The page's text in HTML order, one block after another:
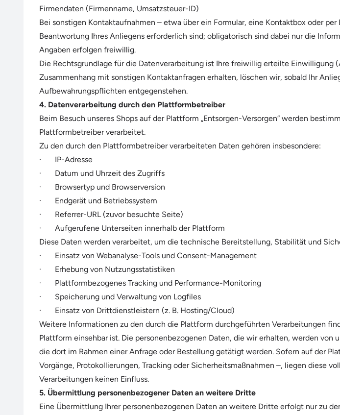
Firmendaten (Firmenname, Umsatzsteuer-ID)
Bei sonstigen Kontaktaufnahmen – etwa über ein Formular, eine Kontaktbox oder
Beantwortung Ihres Anliegens erforderlich sind; obligatorisch sind dabei nur die
Angaben erfolgen freiwillig.
Die Rechtsgrundlage für die Datenverarbeitung ist Ihre freiwillig erteilte Einwilligung
Zusammenhang mit sonstigen Kontaktanfragen erhalten, löschen wir, sobald Ihr
Aufbewahrungspflichten entgegenstehen.
4. Datenverarbeitung durch den Plattformbetreiber
Beim Besuch unseres Shops auf der Plattform „Entsorgen-Versorgen“ werden
Plattformbetreiber verarbeitet.
Zu den durch den Plattformbetreiber verarbeiteten Daten gehören insbesondere:
· IP-Adresse
· Datum und Uhrzeit des Zugriffs
· Browsertyp und Browserversion
· Endgerät und Betriebssystem
· Referrer-URL (zuvor besuchte Seite)
· Aufgerufene Unterseiten innerhalb der Plattform
Diese Daten werden verarbeitet, um die technische Bereitstellung, Stabilität und
· Einsatz von Webanalyse-Tools und Consent-Management
· Erhebung von Nutzungsstatistiken
· Plattformbezogenes Tracking und Performance-Monitoring
· Speicherung und Verwaltung von Logfiles
· Einsatz von Drittdienstleistern (z. B. Hosting/Cloud)
Weitere Informationen zu den durch die Plattform durchgeführten Verarbeitungen
Plattform einsehbar ist. Die personenbezogenen Daten, die wir erhalten, werden
die dort im Rahmen einer Anfrage oder Bestellung getätigt werden. Sofern auf der
Vorgänge, Protokollierungen, Tracking oder Sicherheitsmaßnahmen –, liegen diese
Verarbeitungen keinen Einfluss.
5. Übermittlung personenbezogener Daten an weitere Dritte
Eine Übermittlung Ihrer personenbezogenen Daten an weitere Dritte erfolgt nur zu